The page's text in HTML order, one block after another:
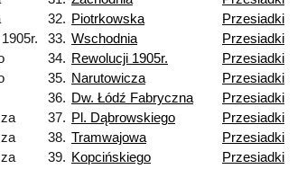
32. Piotrkowska
Przesiadki
33. Wschodnia
Przesiadki
34. Rewolucji 1905r.
Przesiadki
35. Narutowicza
Przesiadki
36. Dw. Łódź Fabryczna
Przesiadki
37. Pl. Dąbrowskiego
Przesiadki
38. Tramwajowa
Przesiadki
39. Kopcińskiego
Przesiadki